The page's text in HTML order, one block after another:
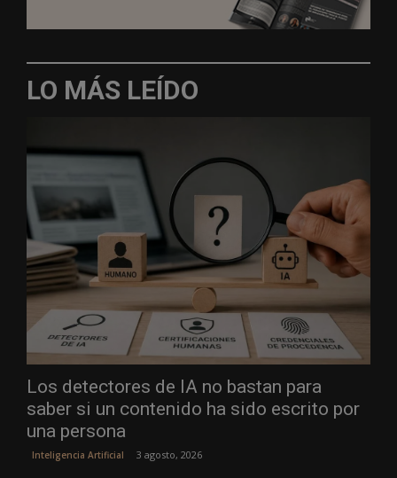
LO MÁS LEÍDO
Los detectores de IA no bastan para
saber si un contenido ha sido escrito por
una persona
Inteligencia Artificial 3 agosto, 2026